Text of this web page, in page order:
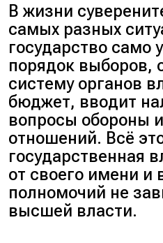
В жизни
самых разных
государство само
порядок выборов,
систему органов
бюджет, вводит
вопросы обороны
отношений. Всё
государственная
от своего имени и
полномочий не
высшей власти.